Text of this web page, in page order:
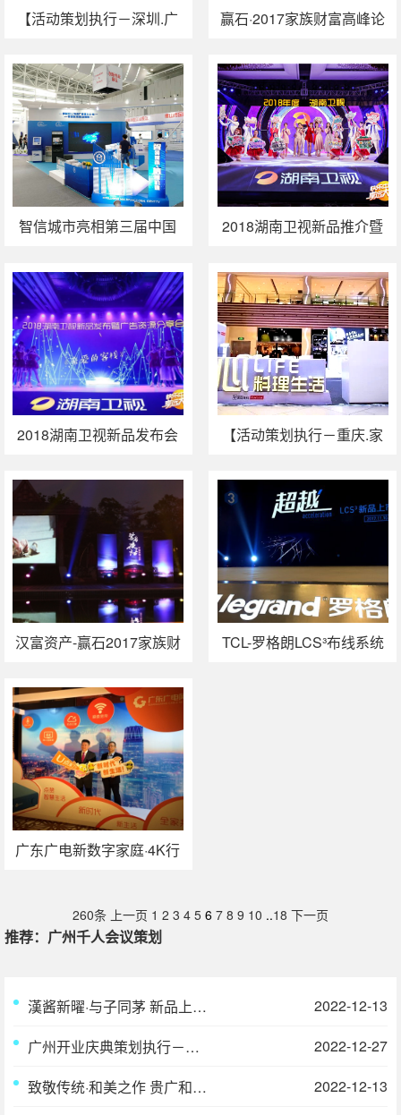
【活动策划执行－深圳.广
“带货”！
赢石·2017家族财富高峰论
智信城市亮相第三届中国
会
2018湖南卫视新品推介暨
站）活动执行
2018湖南卫视新品发布会
活动执行
【活动策划执行－重庆.家
活”重庆站活动
汉富资产-赢石2017家族财
TCL-罗格朗LCS³布线系统
广东广电新数字家庭·4K行
260条 上一页 1 2 3 4 5 6 7 8 9 10 ..18 下一页
推荐：广州千人会议策划
漢酱新曜·与子同茅 新品上市发布会
2022-12-13
广州开业庆典策划执行－华盛名酒-广东分公司开业庆典
2022-12-27
致敬传统·和美之作 贵广和新品上市发布会
2022-12-13